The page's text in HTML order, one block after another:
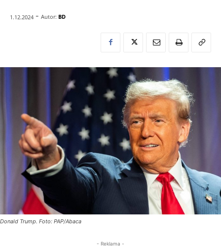
1.12.2024 - Autor: BD
Donald Trump. Foto: PAP/Abaca
- Reklama -